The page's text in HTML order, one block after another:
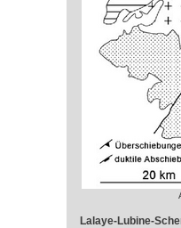
Lalaye-Lubine-